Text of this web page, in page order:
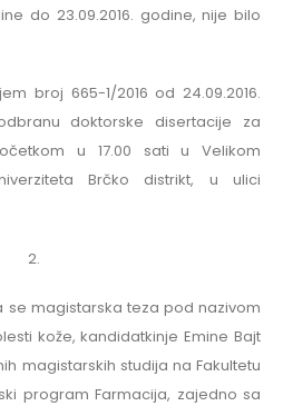
do 23.09.2016. godine, nije bilo
broj 665-1/2016 od 24.09.2016.
doktorske disertacije za
u 17.00 sati u Velikom
Brčko distrikt, u ulici
2.
se magistarska teza pod nazivom
kože, kandidatkinje Emine Bajt
magistarskih studija na Fakultetu
program Farmacija, zajedno sa